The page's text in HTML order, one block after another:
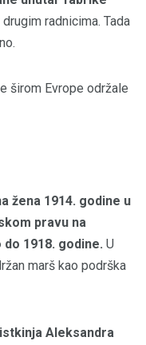
drugim radnicima. Tada
širom Evrope održale
žena 1914. godine u
pravu na
1918. godine. U
marš kao podrška
Aleksandra